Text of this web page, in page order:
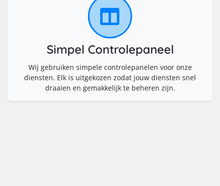
Simpel Controlepaneel
Wij gebruiken simpele controlepanelen voor onze
diensten. Elk is uitgekozen zodat jouw diensten snel
draaien en gemakkelijk te beheren zijn.